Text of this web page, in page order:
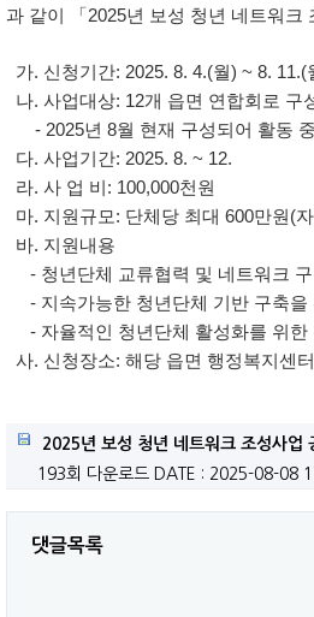
보성군, 청년 창업기업 ‘홀로서기’
무단방치 된 자동차 자진처리 및
2026년 다자녀가정 가족사진 만
2026년 명량대첩 조선수군재건로
2026년 보성청년 창업 후속지원
지적기준점 성과 및 폐기 고시
보성 군관리계획(용도지역, 체육
과 같이 「2025년 보성 청년 네트워크
가. 신청기간: 2025. 8. 4.(월) ~ 8. 11.(
나. 사업대상: 12개 읍면 연합회로 구
- 2025년 8월 현재 구성되어 활동
다. 사업기간: 2025. 8. ~ 12.
라. 사 업 비: 100,000천원
마. 지원규모: 단체당 최대 600만원(
바. 지원내용
- 청년단체 교류협력 및 네트워크 구
- 지속가능한 청년단체 기반 구축을
- 자율적인 청년단체 활성화를 위한
사. 신청장소: 해당 읍면 행정복지센
2025년 보성 청년 네트워크 조성사업
193회 다운로드
DATE : 2025-08-08
댓글목록